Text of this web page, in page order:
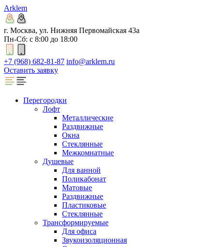
Arklem
г. Москва, ул. Нижняя Первомайская 43а
Пн-Сб: с 8:00 до 18:00
+7 (968) 682-81-87 info@arklem.ru
Оставить заявку
Перегородки
Лофт
Металлические
Раздвижные
Окна
Стеклянные
Межкомнатные
Душевые
Для ванной
Поликабонат
Матовые
Раздвижные
Пластиковые
Стеклянные
Трансформируемые
Для офиса
Звукоизоляционная